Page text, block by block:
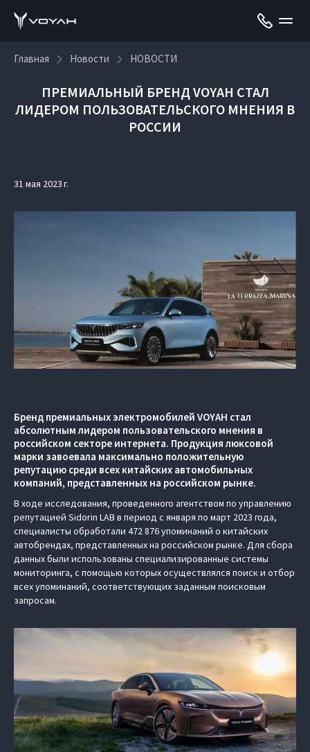
Главная Новости НОВОСТИ
ПРЕМИАЛЬНЫЙ БРЕНД VOYAH СТАЛ
ЛИДЕРОМ ПОЛЬЗОВАТЕЛЬСКОГО МНЕНИЯ В
РОССИИ
31 мая 2023 г.
Бренд премиальных электромобилей VOYAH стал
абсолютным лидером пользовательского мнения в
российском секторе интернета. Продукция люксовой
марки завоевала максимально положительную
репутацию среди всех китайских автомобильных
компаний, представленных на российском рынке.
В ходе исследования, проведенного агентством по управлению
репутацией Sidorin LAB в период с января по март 2023 года,
специалисты обработали 472 876 упоминаний о китайских
автобрендах, представленных на российском рынке. Для сбора
данных были использованы специализированные системы
мониторинга, с помощью которых осуществлялся поиск и отбор
всех упоминаний, соответствующих заданным поисковым
запросам.